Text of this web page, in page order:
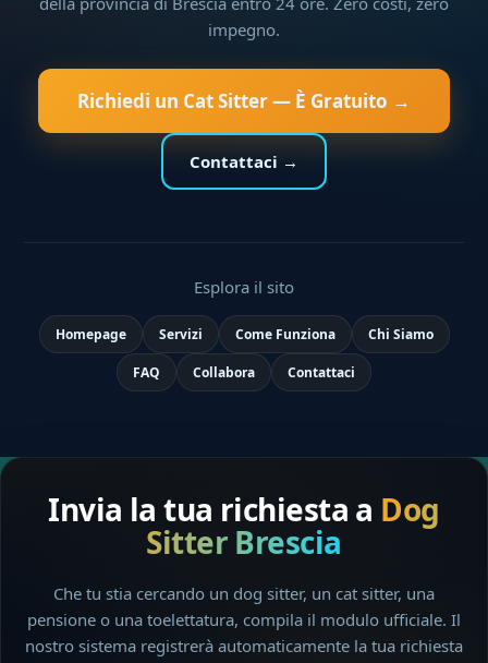
impegno.
Richiedi un Cat Sitter — È Gratuito →
Contattaci →
Esplora il sito
Homepage Servizi Come Funziona Chi Siamo
FAQ Collabora Contattaci
Invia la tua richiesta a Dog
Sitter Brescia
Che tu stia cercando un dog sitter, un cat sitter, una
pensione o una toelettatura, compila il modulo ufficiale. Il
nostro sistema registrerà automaticamente la tua richiesta